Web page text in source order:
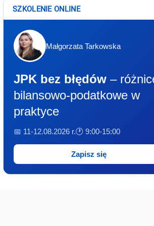
SZKOLENIE ONLINE
Małgorzata Tarkowska
JPK bez błędów –
bilansowo-podatkowe w
praktyce
📅 11-12.08.2026 r.🕐 9:00-15:00
Zapisz się